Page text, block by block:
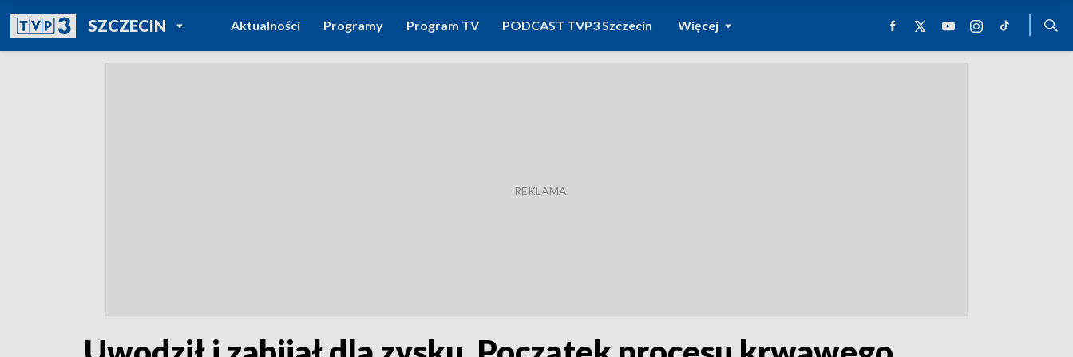
SZCZECINPOWRÓT DO
TVP REGIONY
Aktualności Programy Program TV PODCAST TVP3 Szczecin Więcej